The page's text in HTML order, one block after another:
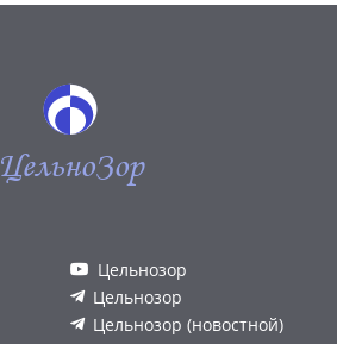
ЦельноЗор
Цельнозор
Цельнозор
Цельнозор (новостной)